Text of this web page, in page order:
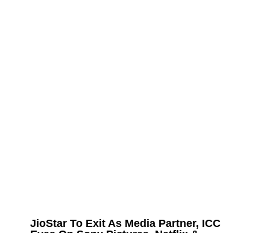
JioStar To Exit As Media Partner, ICC